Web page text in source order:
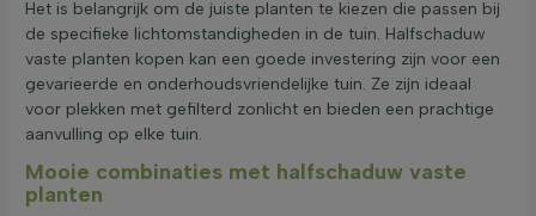
Het is belangrijk om de juiste planten te kiezen die passen bij
de specifieke lichtomstandigheden in de tuin. Halfschaduw
vaste planten kopen kan een goede investering zijn voor een
gevarieerde en onderhoudsvriendelijke tuin. Ze zijn ideaal
voor plekken met gefilterd zonlicht en bieden een prachtige
aanvulling op elke tuin.
Mooie combinaties met halfschaduw vaste
planten